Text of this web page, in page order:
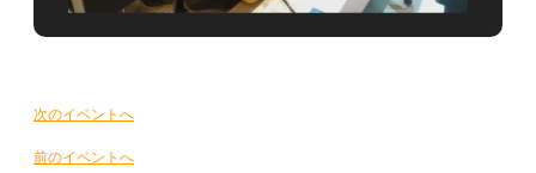
イ
次のイベントへ
前のイベントへ